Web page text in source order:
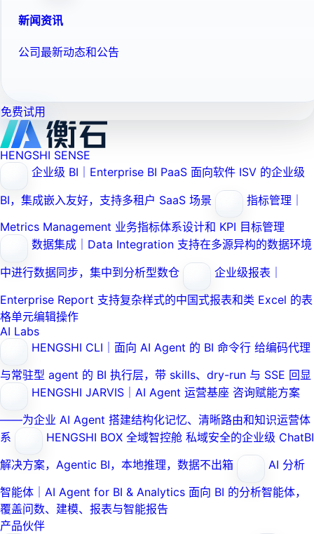
新闻资讯
公司最新动态和公告
免费试用
HENGSHI SENSE
企业级 BI｜Enterprise BI PaaS 面向软件 ISV 的企业级
BI，集成嵌入友好，支持多租户 SaaS 场景
指标管理｜
Metrics Management 业务指标体系设计和 KPI 目标管理
数据集成｜Data Integration 支持在多源异构的数据环境
中进行数据同步，集中到分析型数仓
企业级报表｜
Enterprise Report 支持复杂样式的中国式报表和类 Excel 的表
格单元编辑操作
AI Labs
HENGSHI CLI｜面向 AI Agent 的 BI 命令行 给编码代理
与常驻型 agent 的 BI 执行层，带 skills、dry-run 与 SSE 回显
HENGSHI JARVIS｜AI Agent 运营基座 咨询赋能方案
——为企业 AI Agent 搭建结构化记忆、清晰路由和知识运营体
系
HENGSHI BOX 全域智控舱 私域安全的企业级 ChatBI
解决方案，Agentic BI，本地推理，数据不出箱
AI 分析
智能体｜AI Agent for BI & Analytics 面向 BI 的分析智能体，
覆盖问数、建模、报表与智能报告
产品伙伴